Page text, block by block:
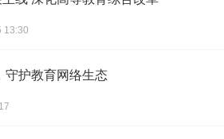
13:30
守护教育网络生态